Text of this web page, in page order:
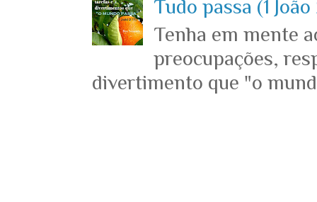
Tudo passa (1 João
Tenha em mente
preocupações,
divertimento que "o